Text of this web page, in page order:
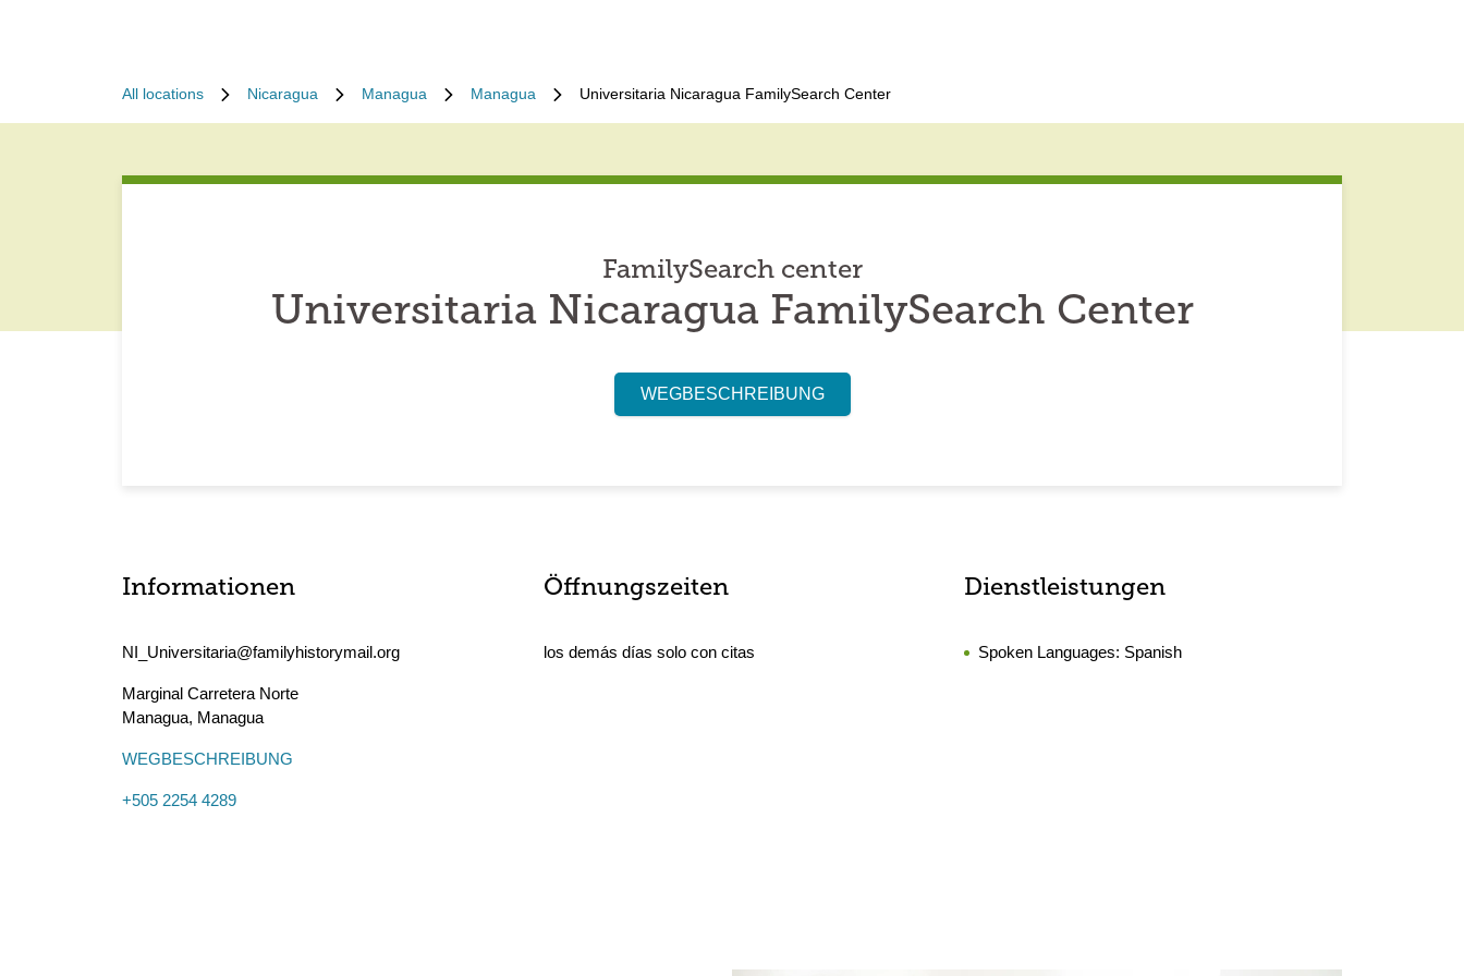
All locations Nicaragua Managua Managua Universitaria Nicaragua FamilySearch Center
FamilySearch center
Universitaria Nicaragua FamilySearch Center
WEGBESCHREIBUNG
Informationen
NI_Universitaria@familyhistorymail.org
Marginal Carretera Norte
Managua, Managua
WEGBESCHREIBUNG
+505 2254 4289
Öffnungszeiten
los demás días solo con citas
Dienstleistungen
Spoken Languages: Spanish